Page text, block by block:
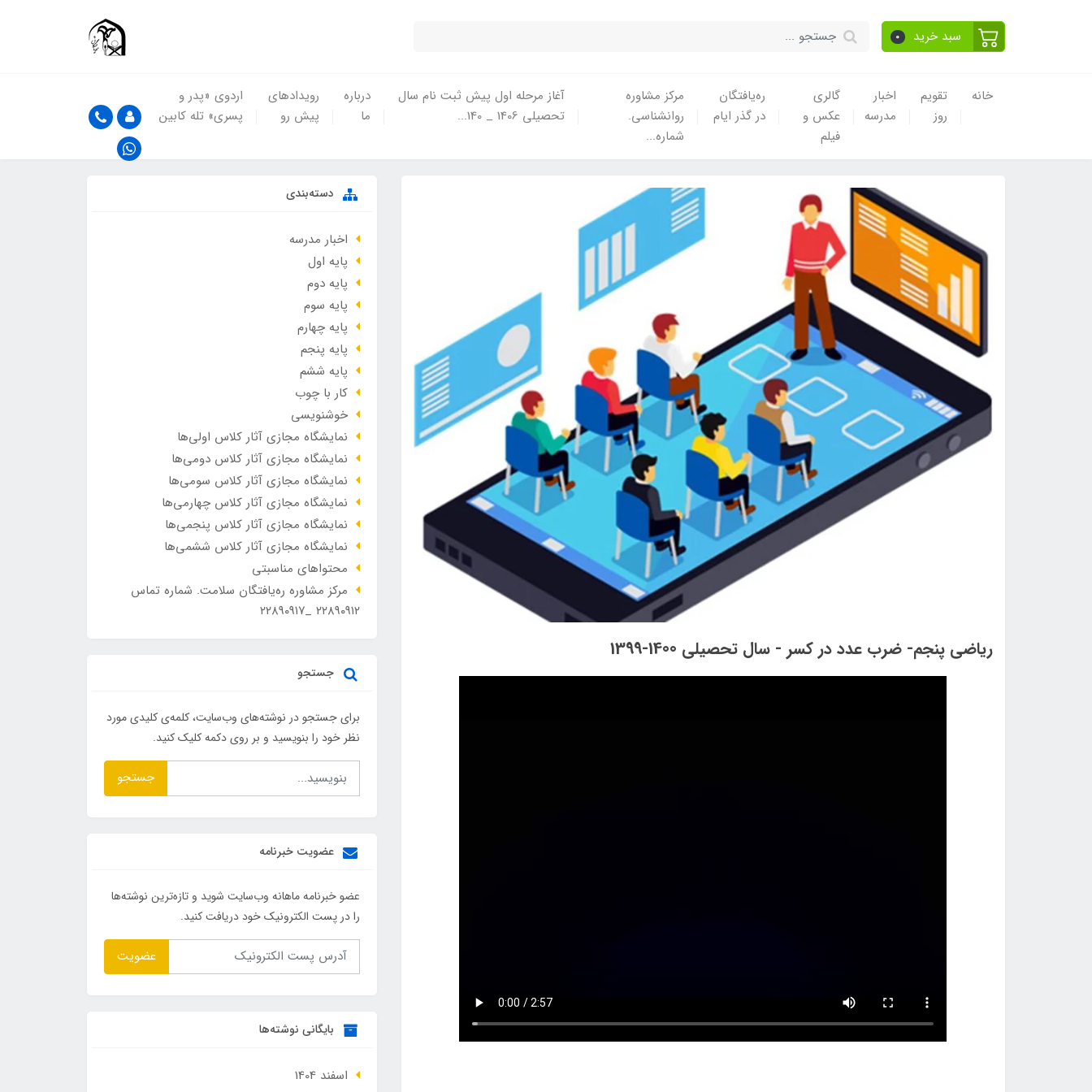
سبد خرید 0
خانه
تقویم
روز
اخبار
مدرسه
گالری
عکس و
فیلم
ره‌یافتگان
در گذر ایام
مرکز مشاوره
روانشناسی.
شماره...
آغاز مرحله اول پیش ثبت نام سال
تحصیلی 1406 _ 140...
درباره
ما
رویدادهای
پیش رو
اردوی «پدر و
پسری» تله کابین
ریاضی پنجم- ضرب عدد در کسر - سال تحصیلی 1400-1399
دسته‌بندی
اخبار مدرسه
پایه اول
پایه دوم
پایه سوم
پایه چهارم
پایه پنجم
پایه ششم
کار با چوب
خوشنویسی
نمایشگاه مجازی آثار کلاس اولی‌ها
نمایشگاه مجازی آثار کلاس دومی‌ها
نمایشگاه مجازی آثار کلاس سومی‌ها
نمایشگاه مجازی آثار کلاس چهارمی‌ها
نمایشگاه مجازی آثار کلاس پنجمی‌ها
نمایشگاه مجازی آثار کلاس ششمی‌ها
محتواهای مناسبتی
مرکز مشاوره ره‌یافتگان سلامت. شماره تماس
۲۲۸۹۰۹۱۲ _۲۲۸۹۰۹۱۷
جستجو
برای جستجو در نوشته‌های وب‌سایت، کلمه‌ی کلیدی مورد
نظر خود را بنویسید و بر روی دکمه کلیک کنید.
جستجو
عضویت خبرنامه
عضو خبرنامه ماهانه وب‌سایت شوید و تازه‌ترین نوشته‌ها
را در پست الکترونیک خود دریافت کنید.
عضویت
بایگانی نوشته‌ها
اسفند 1404